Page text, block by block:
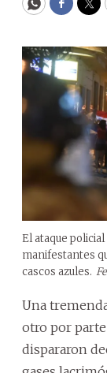
WhatsApp
El ataque
manifestantes
cascos azules.
Una
otro por
dispararon